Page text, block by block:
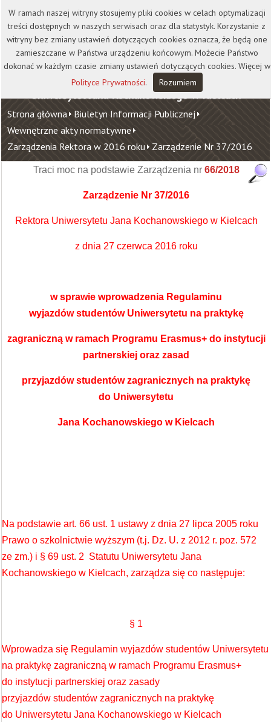
Kontakt Biblioteka
Wydawnictwo
Wirtualna Uczelnia
Uniwersytet Jana Kochanowskiego w Kielcach
Strona główna Biuletyn Informacji Publicznej
Wewnętrzne akty normatywne
Zarządzenia Rektora w 2016 roku Zarządzenie Nr 37/2016
Traci moc na podstawie Zarządzenia nr 66/2018
Zarządzenie Nr 37/2016
Rektora Uniwersytetu Jana Kochanowskiego w Kielcach
z dnia 27 czerwca 2016 roku
w sprawie wprowadzenia Regulaminu
wyjazdów studentów Uniwersytetu na praktykę
zagraniczną w ramach Programu Erasmus+ do instytucji
partnerskiej oraz zasad
przyjazdów studentów zagranicznych na praktykę
do Uniwersytetu
Jana Kochanowskiego w Kielcach
Na podstawie art. 66 ust. 1 ustawy z dnia 27 lipca 2005 roku
Prawo o szkolnictwie wyższym (t.j. Dz. U. z 2012 r. poz. 572
ze zm.) i § 69 ust. 2 Statutu Uniwersytetu Jana
Kochanowskiego w Kielcach, zarządza się co następuje:
§ 1
Wprowadza się Regulamin wyjazdów studentów Uniwersytetu
na praktykę zagraniczną w ramach Programu Erasmus+
do instytucji partnerskiej oraz zasady
przyjazdów studentów zagranicznych na praktykę
do Uniwersytetu Jana Kochanowskiego w Kielcach
W ramach naszej witryny stosujemy pliki cookies w celach optymalizacji
treści dostępnych w naszych serwisach oraz dla statystyk. Korzystanie z
witryny bez zmiany ustawień dotyczących cookies oznacza, że będą one
zamieszczane w Państwa urządzeniu końcowym. Możecie Państwo
dokonać w każdym czasie zmiany ustawień dotyczących cookies. Więcej w
Polityce Prywatności. Rozumiem